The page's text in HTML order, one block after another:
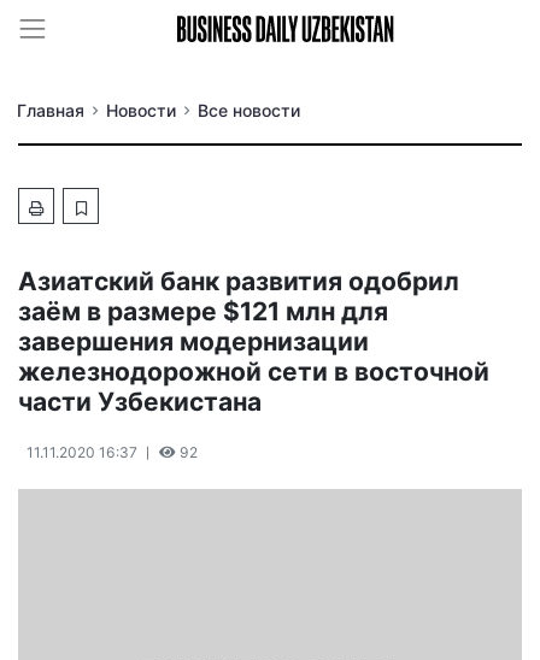
Главная Новости Все новости
Азиатский банк развития одобрил
заём в размере $121 млн для
завершения модернизации
железнодорожной сети в восточной
части Узбекистана
11.11.2020 16:37 92